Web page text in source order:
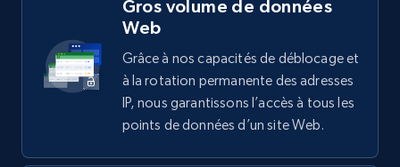
Gros volume de données
Web
Grâce à nos capacités de déblocage et
à la rotation permanente des adresses
IP, nous garantissons l’accès à tous les
points de données d’un site Web.